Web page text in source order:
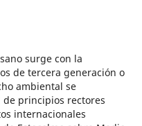
surge con la
de tercera generación o
ambiental se
principios rectores
internacionales